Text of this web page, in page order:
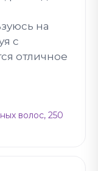
на
с
отличное
волос, 250